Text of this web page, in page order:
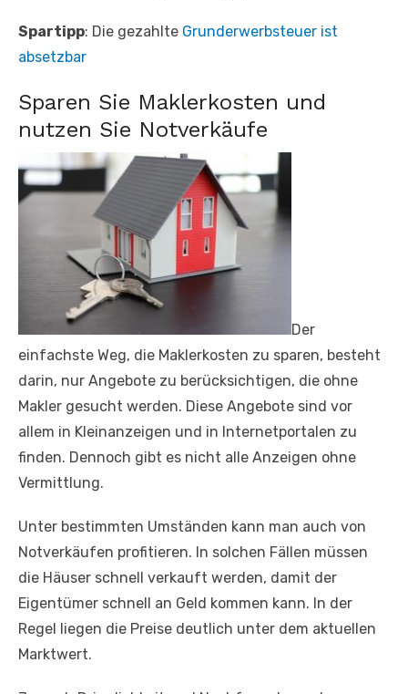
Spartipp: Die gezahlte Grunderwerbsteuer ist
absetzbar
Sparen Sie Maklerkosten und
nutzen Sie Notverkäufe
Der
einfachste Weg, die Maklerkosten zu sparen, besteht
darin, nur Angebote zu berücksichtigen, die ohne
Makler gesucht werden. Diese Angebote sind vor
allem in Kleinanzeigen und in Internetportalen zu
finden. Dennoch gibt es nicht alle Anzeigen ohne
Vermittlung.
Unter bestimmten Umständen kann man auch von
Notverkäufen profitieren. In solchen Fällen müssen
die Häuser schnell verkauft werden, damit der
Eigentümer schnell an Geld kommen kann. In der
Regel liegen die Preise deutlich unter dem aktuellen
Marktwert.